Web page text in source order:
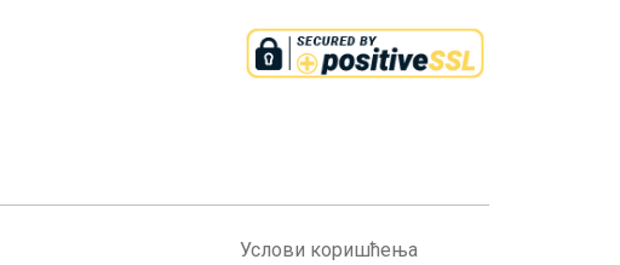
Услови коришћења